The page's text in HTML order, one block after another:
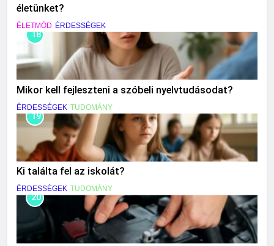
életünket?
ÉLETMÓD ÉRDESSÉGEK
18
Mikor kell fejleszteni a szóbeli nyelvtudásodat?
ÉRDESSÉGEK TUDOMÁNY
19
Ki találta fel az iskolát?
ÉRDESSÉGEK TUDOMÁNY
20